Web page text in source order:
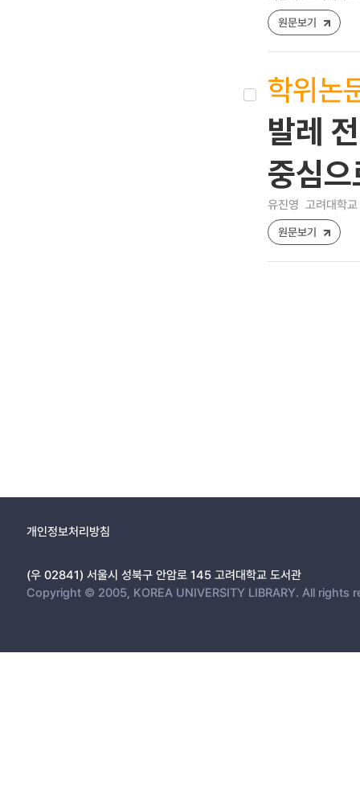
원문보기
학위논
발레
중심으
유진영 고려대학
원문보기
개인정보처리방침
(우 02841) 서울시 성북구 안암로 145 고려대학교 도서관
Copyright © 2005, KOREA UNIVERSITY LIBRARY. All rights